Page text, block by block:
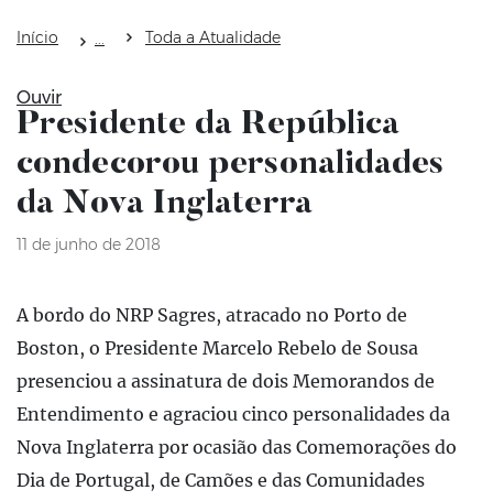
Início Toda a Atualidade
Ouvir
Presidente da República
condecorou personalidades
da Nova Inglaterra
11 de junho de 2018
A bordo do NRP Sagres, atracado no Porto de
Boston, o Presidente Marcelo Rebelo de Sousa
presenciou a assinatura de dois Memorandos de
Entendimento e agraciou cinco personalidades da
Nova Inglaterra por ocasião das Comemorações do
Dia de Portugal, de Camões e das Comunidades